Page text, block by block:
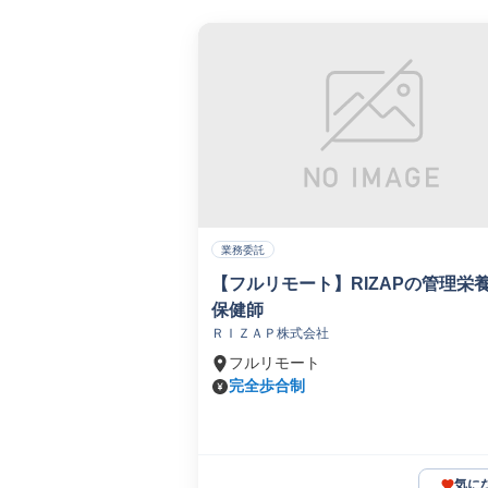
業務委託
【フルリモート】RIZAPの管理栄
保健師
ＲＩＺＡＰ株式会社
フルリモート
完全歩合制
気に